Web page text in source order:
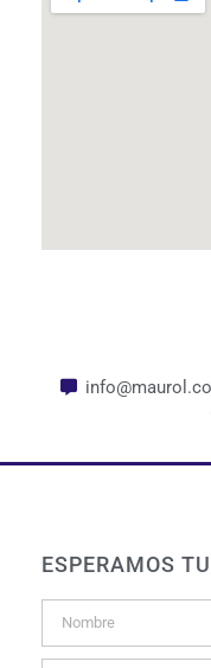
ESPERAMOS